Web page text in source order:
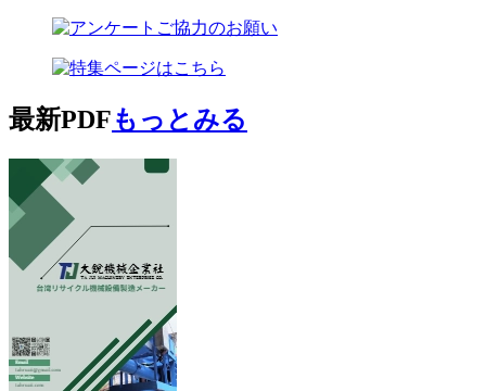
最新PDFもっとみる